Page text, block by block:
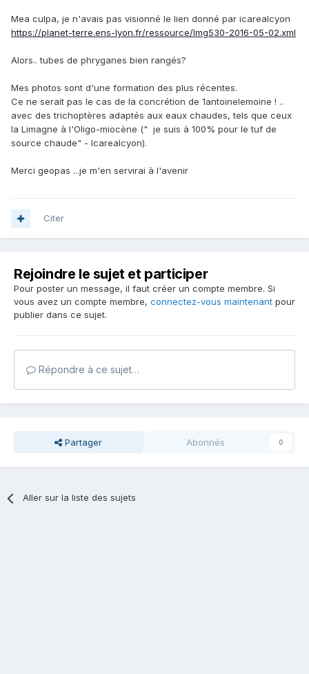
Mea culpa, je n'avais pas visionné le lien donné par icarealcyon
https://planet-terre.ens-lyon.fr/ressource/Img530-2016-05-02.xml
Alors.. tubes de phryganes bien rangés?
Mes photos sont d'une formation des plus récentes.
Ce ne serait pas le cas de la concrétion de 1antoinelemoine ! ..
avec des trichoptères adaptés aux eaux chaudes, tels que ceux
la Limagne à l'Oligo-miocène (" je suis à 100% pour le tuf de
source chaude" - Icarealcyon).
Merci geopas ...je m'en servirai à l'avenir
Citer
Rejoindre le sujet et participer
Pour poster un message, il faut créer un compte membre. Si
vous avez un compte membre, connectez-vous maintenant pour
publier dans ce sujet.
Répondre à ce sujet…
Partager Abonnés 0
Aller sur la liste des sujets